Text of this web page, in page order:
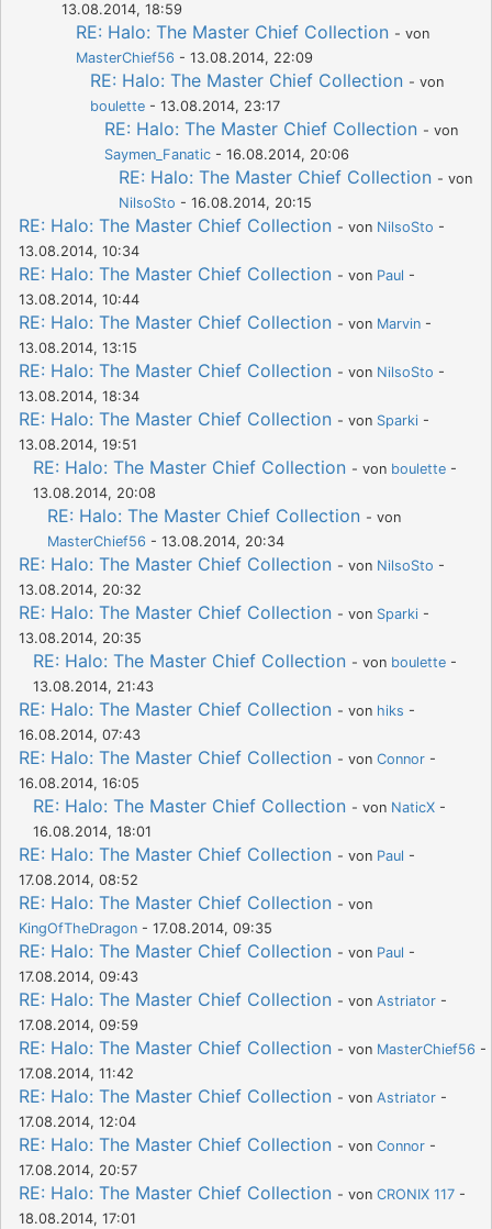
13.08.2014, 18:59
RE: Halo: The Master Chief Collection - von
MasterChief56 - 13.08.2014, 22:09
RE: Halo: The Master Chief Collection - von
boulette - 13.08.2014, 23:17
RE: Halo: The Master Chief Collection - von
Saymen_Fanatic - 16.08.2014, 20:06
RE: Halo: The Master Chief Collection - von
NilsoSto - 16.08.2014, 20:15
RE: Halo: The Master Chief Collection - von NilsoSto -
13.08.2014, 10:34
RE: Halo: The Master Chief Collection - von Paul -
13.08.2014, 10:44
RE: Halo: The Master Chief Collection - von Marvin -
13.08.2014, 13:15
RE: Halo: The Master Chief Collection - von NilsoSto -
13.08.2014, 18:34
RE: Halo: The Master Chief Collection - von Sparki -
13.08.2014, 19:51
RE: Halo: The Master Chief Collection - von boulette -
13.08.2014, 20:08
RE: Halo: The Master Chief Collection - von
MasterChief56 - 13.08.2014, 20:34
RE: Halo: The Master Chief Collection - von NilsoSto -
13.08.2014, 20:32
RE: Halo: The Master Chief Collection - von Sparki -
13.08.2014, 20:35
RE: Halo: The Master Chief Collection - von boulette -
13.08.2014, 21:43
RE: Halo: The Master Chief Collection - von hiks -
16.08.2014, 07:43
RE: Halo: The Master Chief Collection - von Connor -
16.08.2014, 16:05
RE: Halo: The Master Chief Collection - von NaticX -
16.08.2014, 18:01
RE: Halo: The Master Chief Collection - von Paul -
17.08.2014, 08:52
RE: Halo: The Master Chief Collection - von
KingOfTheDragon - 17.08.2014, 09:35
RE: Halo: The Master Chief Collection - von Paul -
17.08.2014, 09:43
RE: Halo: The Master Chief Collection - von Astriator -
17.08.2014, 09:59
RE: Halo: The Master Chief Collection - von MasterChief56 -
17.08.2014, 11:42
RE: Halo: The Master Chief Collection - von Astriator -
17.08.2014, 12:04
RE: Halo: The Master Chief Collection - von Connor -
17.08.2014, 20:57
RE: Halo: The Master Chief Collection - von CRONIX 117 -
18.08.2014, 17:01